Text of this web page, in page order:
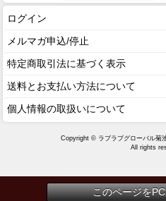
ログイン
メルマガ申込/停止
特定商取引法に基づく表示
送料とお支払い方法について
個人情報の取扱いについて
Copyright © ラブラブグローバル菊
All rights
このページを